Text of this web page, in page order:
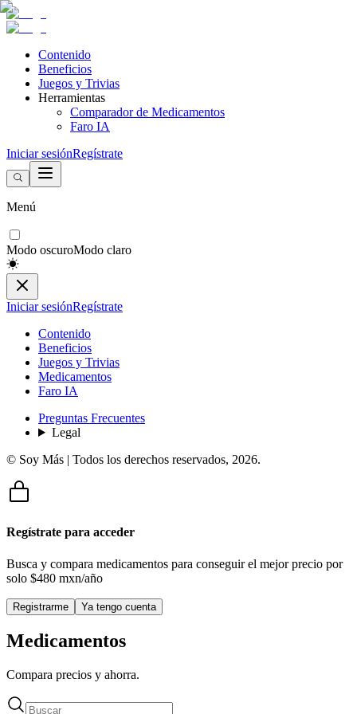
Contenido
Beneficios
Juegos y Trivias
Herramientas
Comparador de Medicamentos
Faro IA
Iniciar sesiónRegístrate
Menú
Modo oscuroModo claro
Iniciar sesiónRegístrate
Contenido
Beneficios
Juegos y Trivias
Medicamentos
Faro IA
Preguntas Frecuentes
Legal
© Soy Más | Todos los derechos reservados, 2026.
Regístrate para acceder
Busca y compara medicamentos para conseguir el mejor precio por
solo $480 mxn/año
Registrarme Ya tengo cuenta
Medicamentos
Compara precios y ahorra.